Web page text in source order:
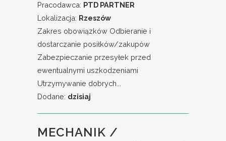
Pracodawca: PTD PARTNER
Lokalizacja: Rzeszów
Zakres obowiązków Odbieranie i
dostarczanie posiłków/zakupów
Zabezpieczanie przesyłek przed
ewentualnymi uszkodzeniami
Utrzymywanie dobrych...
Dodane: dzisiaj
MECHANIK /